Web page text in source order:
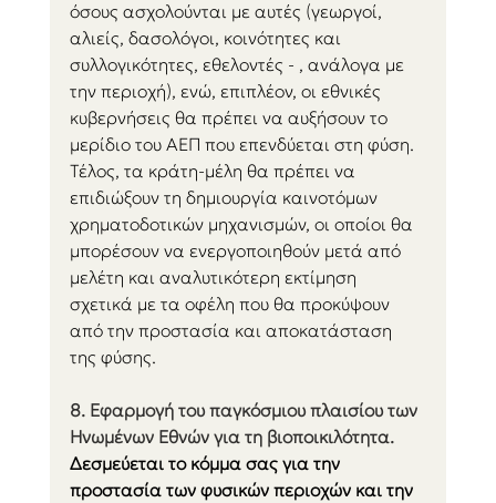
όσους ασχολούνται με αυτές (γεωργοί,
αλιείς, δασολόγοι, κοινότητες και
συλλογικότητες, εθελοντές - , ανάλογα με
την περιοχή), ενώ, επιπλέον, οι εθνικές
κυβερνήσεις θα πρέπει να αυξήσουν το
μερίδιο του ΑΕΠ που επενδύεται στη φύση.
Τέλος, τα κράτη-μέλη θα πρέπει να
επιδιώξουν τη δημιουργία καινοτόμων
χρηματοδοτικών μηχανισμών, οι οποίοι θα
μπορέσουν να ενεργοποιηθούν μετά από
μελέτη και αναλυτικότερη εκτίμηση
σχετικά με τα οφέλη που θα προκύψουν
από την προστασία και αποκατάσταση
της φύσης.
8. Εφαρμογή του παγκόσμιου πλαισίου των
Ηνωμένων Εθνών για τη βιοποικιλότητα.
Δεσμεύεται το κόμμα σας για την
προστασία των φυσικών περιοχών και την